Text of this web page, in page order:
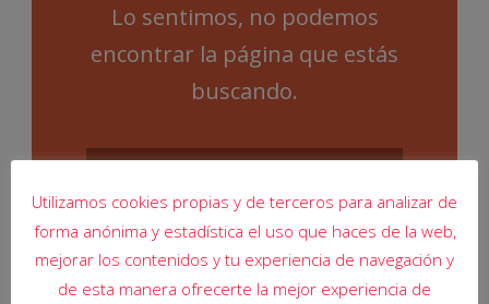
Lo sentimos, no podemos
encontrar la página que estás
buscando.
Utilizamos cookies propias y de terceros para analizar de
forma anónima y estadística el uso que haces de la web,
mejorar los contenidos y tu experiencia de navegación y
de esta manera ofrecerte la mejor experiencia de